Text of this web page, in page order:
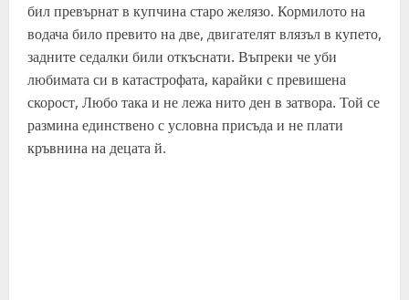
бил превърнат в купчина старо желязо. Кормилото на
водача било превито на две, двигателят влязъл в купето,
задните седалки били откъснати. Въпреки че уби
любимата си в катастрофата, карайки с превишена
скорост, Любо така и не лежа нито ден в затвора. Той се
размина единствено с условна присъда и не плати
кръвнина на децата й.